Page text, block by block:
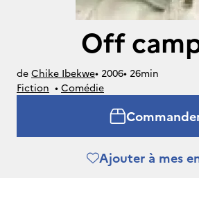
Off
de Chike Ibekwe• 2006• 26min
Fiction • Comédie
Ajouter à mes